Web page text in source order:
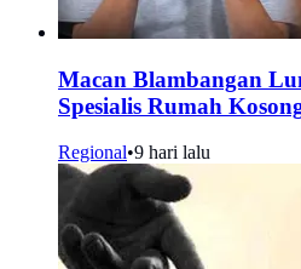
Macan Blambangan
Spesialis Rumah
Regional•9 hari lalu